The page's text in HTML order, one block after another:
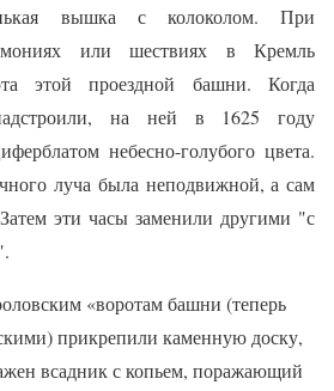
выш­ка с колоколом. При
или шествиях в Кремль
этой проездной башни. Когда
на ней в 1625 году
небесно-голубого цвета.
луча была неподвижной, а сам
эти часы за­менили другими "с
«воротам башни (теперь
прикрепили каменную доску,
всадник с копьем, поражающий